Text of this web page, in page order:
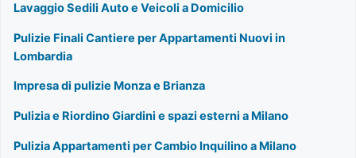
Lavaggio Sedili Auto e Veicoli a Domicilio
Pulizie Finali Cantiere per Appartamenti Nuovi in
Lombardia
Impresa di pulizie Monza e Brianza
Pulizia e Riordino Giardini e spazi esterni a Milano
Pulizia Appartamenti per Cambio Inquilino a Milano